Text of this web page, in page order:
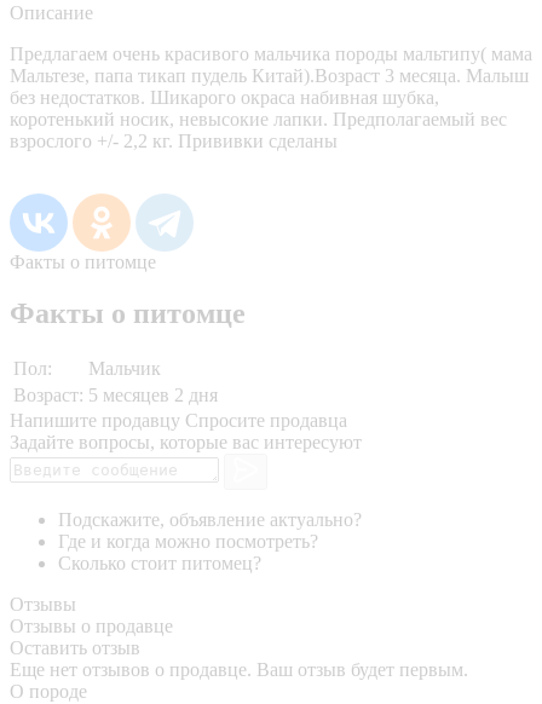
Описание
Предлагаем очень красивого мальчика породы мальтипу( мама
Мальтезе, папа тикап пудель Китай).Возраст 3 месяца. Малыш
без недостатков. Шикарого окраса набивная шубка,
коротенький носик, невысокие лапки. Предполагаемый вес
взрослого +/- 2,2 кг. Прививки сделаны
Факты о питомце
Факты о питомце
Пол:
Мальчик
Возраст: 5 месяцев 2 дня
Напишите продавцу Спросите продавца
Задайте вопросы, которые вас интересуют
Подскажите, объявление актуально?
Где и когда можно посмотреть?
Сколько стоит питомец?
Отзывы
Отзывы о продавце
Оставить отзыв
Еще нет отзывов о продавце. Ваш отзыв будет первым.
О породе